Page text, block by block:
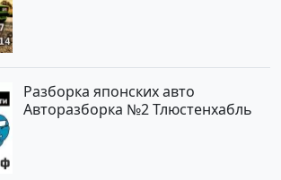
Разборка японских авто
Авторазборка №2 Тлюстенхабль